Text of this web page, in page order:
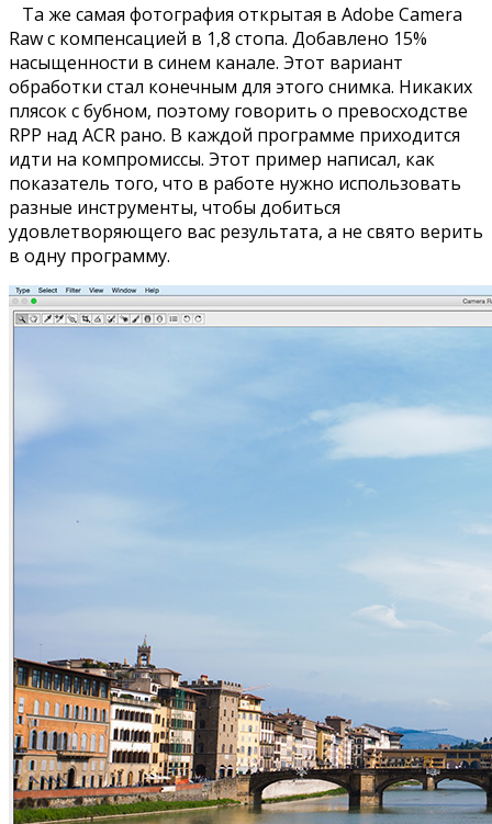
Та же самая фотография открытая в Adobe Camera
Raw с компенсацией в 1,8 стопа. Добавлено 15%
насыщенности в синем канале. Этот вариант
обработки стал конечным для этого снимка. Никаких
плясок с бубном, поэтому говорить о превосходстве
RPP над ACR рано. В каждой программе приходится
идти на компромиссы. Этот пример написал, как
показатель того, что в работе нужно использовать
разные инструменты, чтобы добиться
удовлетворяющего вас результата, а не свято верить
в одну программу.